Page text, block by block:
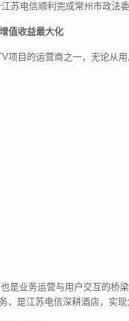
苏电信顺利完成常州市政法
值收益最大化
项目的运营商之一，无论从
是业务运营与用户交互的桥
，是江苏电信深耕酒店，实